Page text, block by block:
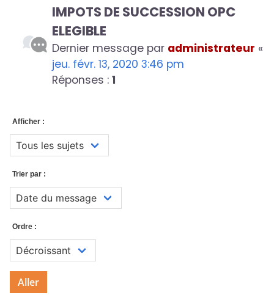
IMPOTS DE SUCCESSION OPC
ELEGIBLE
Dernier message par administrateur «
jeu. févr. 13, 2020 3:46 pm
Réponses : 1
Afficher :
Trier par :
Ordre :
Aller